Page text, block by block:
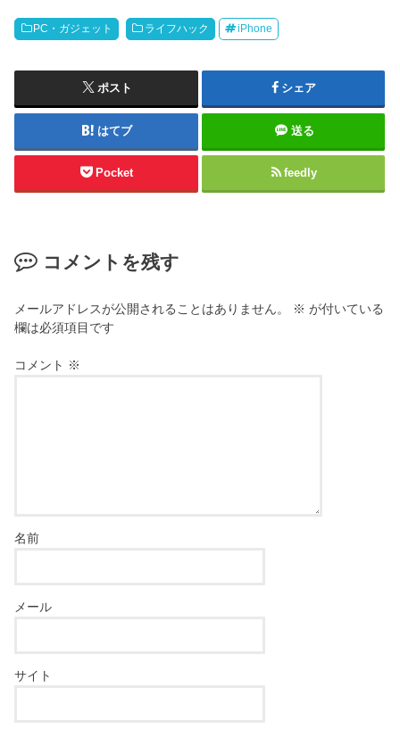
PC・ガジェット ライフハック iPhone
ポスト シェア
はてブ 送る
Pocket feedly
コメントを残す
メールアドレスが公開されることはありません。 ※ が付いている
欄は必須項目です
コメント ※
名前
メール
サイト